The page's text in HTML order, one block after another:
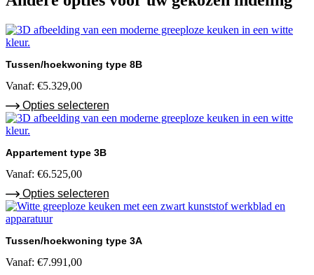
Tussen/hoekwoning type 8B
Vanaf: €5.329,00
Opties selecteren
Appartement type 3B
Vanaf: €6.525,00
Opties selecteren
Tussen/hoekwoning type 3A
Vanaf: €7.991,00